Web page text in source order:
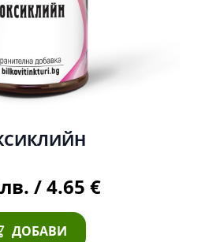
/4.65 €
ДОБАВИ